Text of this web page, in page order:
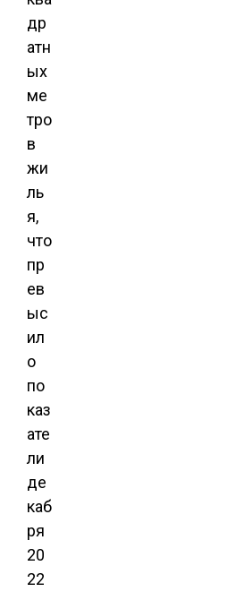
др
атн
ых
ме
тро
в
жи
ль
я,
что
пр
ев
ыс
ил
о
по
каз
ате
ли
де
каб
ря
20
22